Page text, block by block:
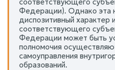
Федерации). Однако эта
диспозитивный характер
соответствующего
Федерации может быть
полномочия
самоуправления
образований.